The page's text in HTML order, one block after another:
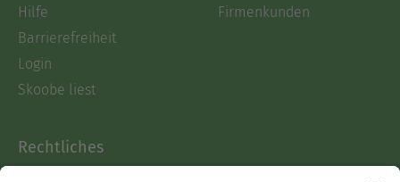
Hilfe
Barrierefreiheit
Login
Skoobe liest
Firmenkunden
Rechtliches